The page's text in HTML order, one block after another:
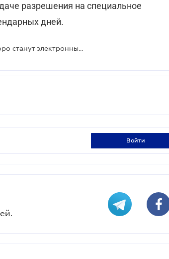
разрешения на специальное
дней.
Разрешения на спецводопользование скоро станут электронными
войти